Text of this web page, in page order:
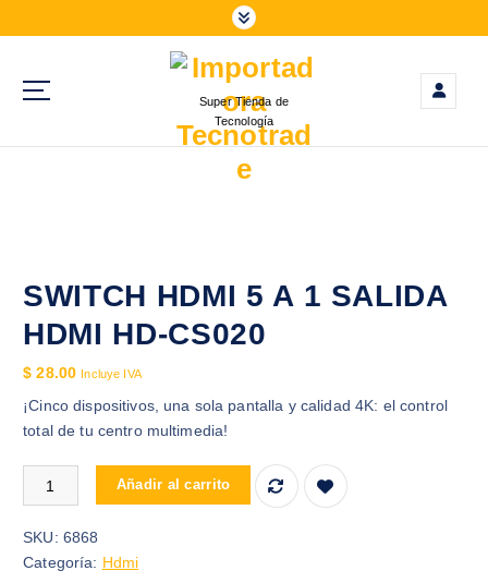
a
Super Tienda de
Tecnología
SWITCH HDMI 5 A 1 SALIDA
HDMI HD-CS020
$ 28.00 Incluye IVA
¡Cinco dispositivos, una sola pantalla y calidad 4K: el control
total de tu centro multimedia!
SWITCH HDMI 5 A 1 SALIDA HDMI HD-CS020 cantidad
Añadir al carrito
SKU: 6868
Categoría: Hdmi